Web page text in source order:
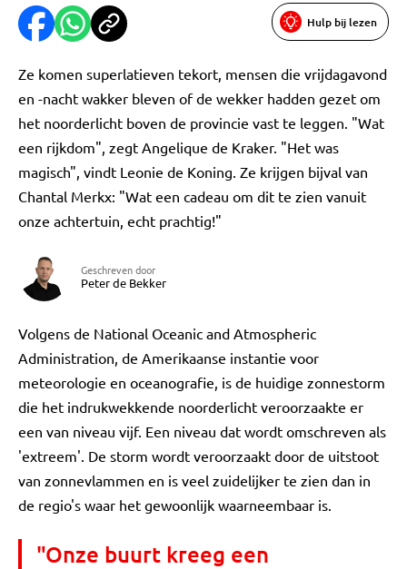
Hulp bij lezen
Ze komen superlatieven tekort, mensen die vrijdagavond
en -nacht wakker bleven of de wekker hadden gezet om
het noorderlicht boven de provincie vast te leggen. "Wat
een rijkdom", zegt Angelique de Kraker. "Het was
magisch", vindt Leonie de Koning. Ze krijgen bijval van
Chantal Merkx: "Wat een cadeau om dit te zien vanuit
onze achtertuin, echt prachtig!"
Geschreven door
Peter de Bekker
Volgens de National Oceanic and Atmospheric
Administration, de Amerikaanse instantie voor
meteorologie en oceanografie, is de huidige zonnestorm
die het indrukwekkende noorderlicht veroorzaakte er
een van niveau vijf. Een niveau dat wordt omschreven als
'extreem'. De storm wordt veroorzaakt door de uitstoot
van zonnevlammen en is veel zuidelijker te zien dan in
de regio's waar het gewoonlijk waarneembaar is.
"Onze buurt kreeg een